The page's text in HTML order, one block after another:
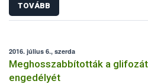
TOVÁBB
2016. július 6., szerda
Meghosszabbították a
engedélyét